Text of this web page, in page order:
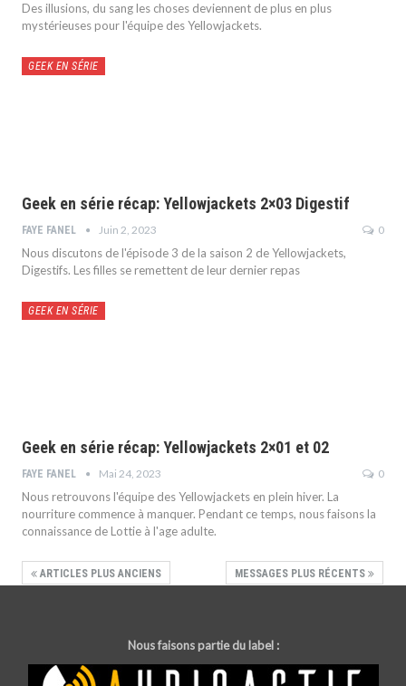
Des illusions, du sang les choses deviennent de plus en plus
mystérieuses pour l'équipe des Yellowjackets.
GEEK EN SÉRIE
Geek en série récap: Yellowjackets 2×03 Digestif
FAYE FANEL Juin 2, 2023 0
Nous discutons de l'épisode 3 de la saison 2 de Yellowjackets,
Digestifs. Les filles se remettent de leur dernier repas
GEEK EN SÉRIE
Geek en série récap: Yellowjackets 2×01 et 02
FAYE FANEL Mai 24, 2023 0
Nous retrouvons l'équipe des Yellowjackets en plein hiver. La
nourriture commence à manquer. Pendant ce temps, nous faisons la
connaissance de Lottie à l'age adulte.
ARTICLES PLUS ANCIENS MESSAGES PLUS RÉCENTS
Nous faisons partie du label :